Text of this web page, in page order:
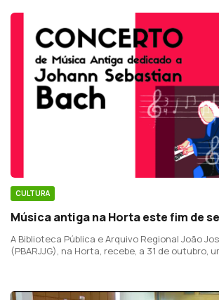
CULTURA
Música antiga na Horta este fim de
A Biblioteca Pública e Arquivo Regional João
(PBARJJG), na Horta, recebe, a 31 de outubro,